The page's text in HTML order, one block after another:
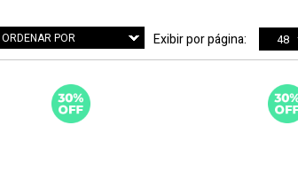
ORDENAR POR
Menor Preço
Maior Preço
Mais vendidos
Exibir por página: 48